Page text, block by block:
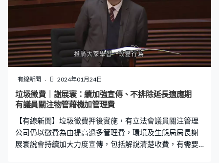
可能垃圾分類。 黃傑龍說：「相信大部份員工的家庭應可
免費解決垃圾問題。希望同事們不需要再為垃圾收費太煩
惱，可專心努力工作為客人提供更好服務。」
有線新聞 2024年01月24日
垃圾徵費｜謝展寰：續加強宣傳、不排除延長適應期
有議員關注物管藉機加管理費
【有線新聞】垃圾徵費押後實施，有立法會議員關注管理
公司仍以徵費為由提高過多管理費，環境及生態局局長謝
展寰說會持續加大力度宣傳，包括解說清楚收費，有需要